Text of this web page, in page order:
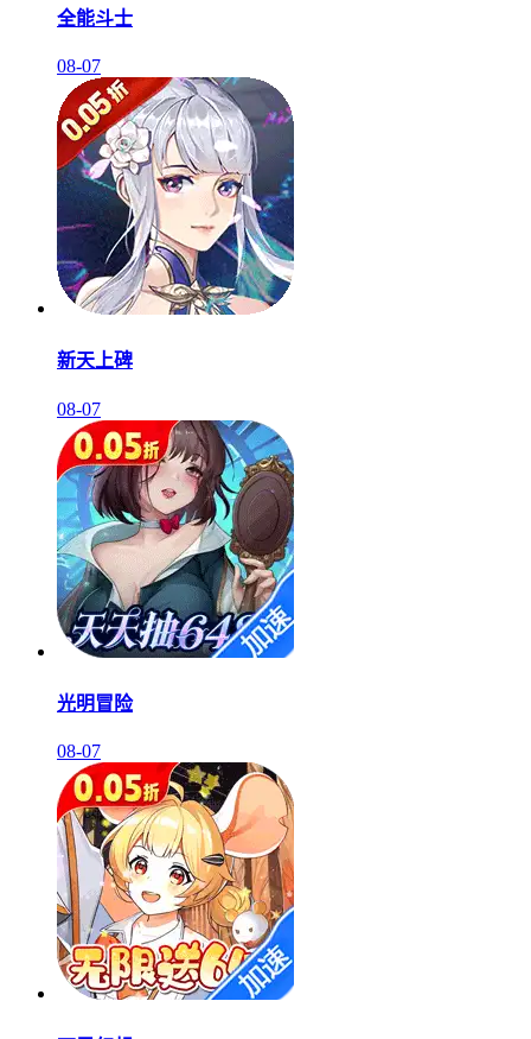
全能斗士
08-07
新天上碑
08-07
光明冒险
08-07